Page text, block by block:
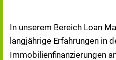
In unserem Bereich Loan
langjährige Erfahrungen in
Immobilienfinanzierungen